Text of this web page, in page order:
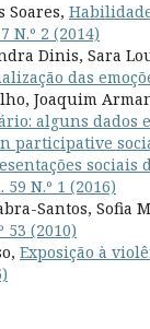
Soares,
N.º 2 (2014)
Dinis, Sara
das
Joaquim
alguns dados
participative
N.º 1 (2016)
Santos, Sofia
53 (2010)
Exposição à